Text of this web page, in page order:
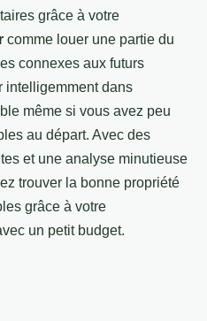
grâce à votre
comme louer une partie du
connexes aux futurs
dans
même si vous avez peu
au départ. Avec des
et une analyse minutieuse
trouver la bonne propriété
grâce à votre
un petit budget.